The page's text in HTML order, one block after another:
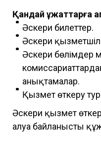
Қандай құжаттарға
Әскери билеттер.
Әскери
Әскери бөлімдер
анықтамалар.
Қызмет өткеру
Әскери қызмет
алуға байланысты